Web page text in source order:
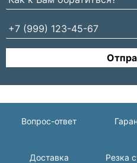
Вопрос-ответ
Доставка Резка